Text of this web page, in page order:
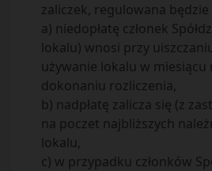
zaliczek, regulowana
a) niedopłatę członek
lokalu) wnosi przy
używanie lokalu w miesiącu
dokonaniu rozliczenia,
b) nadpłatę zalicza się (z
na poczet najbliższych
lokalu,
c) w przypadku członków